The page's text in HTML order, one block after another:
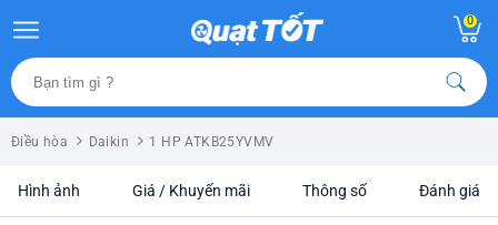
0
Điều hòa Daikin 1 HP ATKB25YVMV
Hình ảnh Giá / Khuyến mãi Thông số Đánh giá